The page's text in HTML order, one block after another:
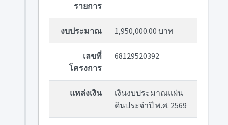
รายการ
งบประมาณ 1,950,000.00 บาท
เลขที่
โครงการ
68129520392
แหล่งเงิน
เงินงบประมาณแผ่น
ดินประจำปี พ.ศ. 2569